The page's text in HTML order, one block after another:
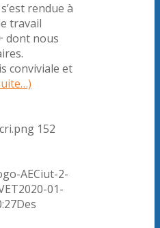
rendue à
travail
dont nous
conviviale et
152
AECiut-2-
2020-01-
Des